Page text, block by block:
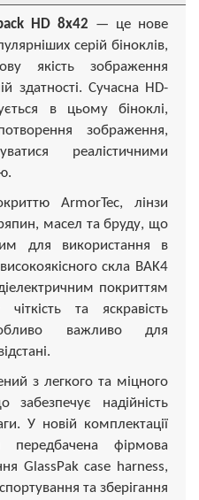
HD 8x42 — це нове
серій біноклів,
якість зображення
здатності. Сучасна HD-
в цьому біноклі,
зображення,
реалістичними
ArmorTec, лінзи
масел та бруду, що
для використання в
скла BAK4
покриттям
та яскравість
важливо для
з легкого та міцного
забезпечує надійність
У новій комплектації
передбачена фірмова
GlassPak case harness,
та зберігання